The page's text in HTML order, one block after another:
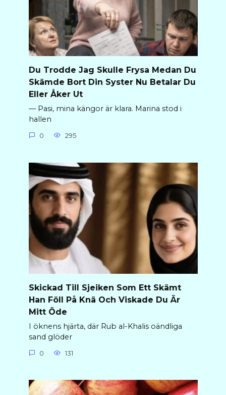
Du Trodde Jag Skulle Frysa Medan Du
Skämde Bort Din Syster Nu Betalar Du
Eller Åker Ut
— Pasi, mina kängor är klara. Marina stod i
hallen
0 295
Skickad Till Sjeiken Som Ett Skämt
Han Föll På Knä Och Viskade Du Är
Mitt Öde
I öknens hjärta, där Rub al-Khalis oändliga
sand glöder
0 131